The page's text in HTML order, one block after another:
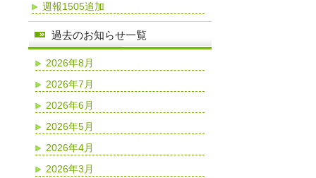
週報1505追加
過去のお知らせ一覧
2026年8月
2026年7月
2026年6月
2026年5月
2026年4月
2026年3月